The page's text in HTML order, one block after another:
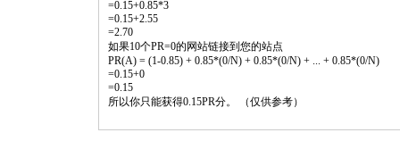
=0.15+0.85*3
=0.15+2.55
=2.70
如果10个PR=0的网站链接到您的站点
PR(A) = (1-0.85) + 0.85*(0/N) + 0.85*(0/N) + ... + 0.85*(0/N)
=0.15+0
=0.15
所以你只能获得0.15PR分。 （仅供参考）